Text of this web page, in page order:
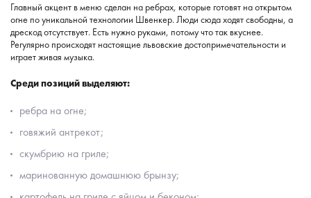
Главный акцент в меню сделан на ребрах, которые готовят на открытом
огне по уникальной технологии Швенкер. Люди сюда ходят свободны, а
дрескод отсутствует. Есть нужно руками, потому что так вкуснее.
Регулярно происходят настоящие львовские достопримечательности и
играет живая музыка.
Среди позиций выделяют:
ребра на огне;
говяжий антрекот;
скумбрию на гриле;
маринованную домашнюю брынзу;